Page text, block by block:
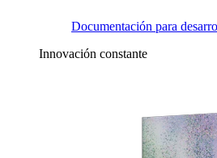
Documentación para
Innovación constante